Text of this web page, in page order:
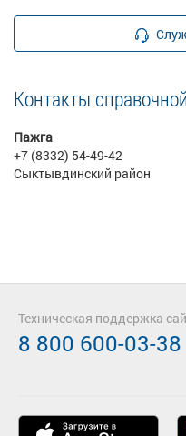
Контакты справочной
Пажга
+7 (8332) 54-49-42
Сыктывдинский район
Техническая поддержка
8 800 600-03-38